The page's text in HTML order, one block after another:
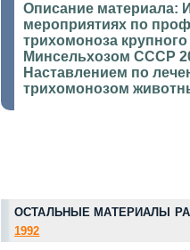
Описание материала:
мероприятиях по
трихомоноза крупного
Минсельхозом СССР
Наставлением по
трихомонозом
ОСТАЛЬНЫЕ МАТЕРИАЛЫ
1992